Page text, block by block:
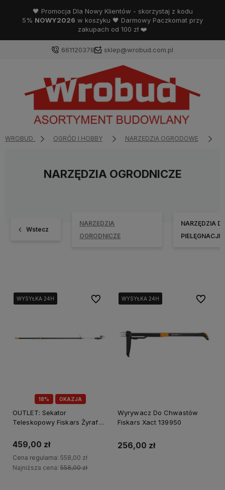
🖤 Promocja Dla Nowy Klientów - skorzystaj z kodu
5% NOWY2026 w koszyku 🖤 Darmowy Paczkomat przy
zakupach od 100 zł ❤️
661120378 sklep@wrobud.com.pl
WROBUD OGRÓD I HOBBY NARZĘDZIA OGRODOWE
NARZĘDZIA OGRODNICZE
Wstecz
NARZĘDZIA
OGRODNICZE
NARZĘDZIA
PIELĘGNACJI
18% OKAZJA
WYSYŁKA 24H
WYSYŁKA 24H
WYSYŁKA 24H
OUTLET: Sekator
Teleskopowy Fiskars Żyrafa
(Uszkodzony)
459,00 zł
Cena regularna: 558,00 zł
Najniższa cena: 558,00 zł
Do ulubionychWYSYŁKA 24H
WYSYŁKA 24H
WYSYŁKA 24H
Wyrywacz Do Chwastów
Fiskars Xact 139950
256,00 zł
Do